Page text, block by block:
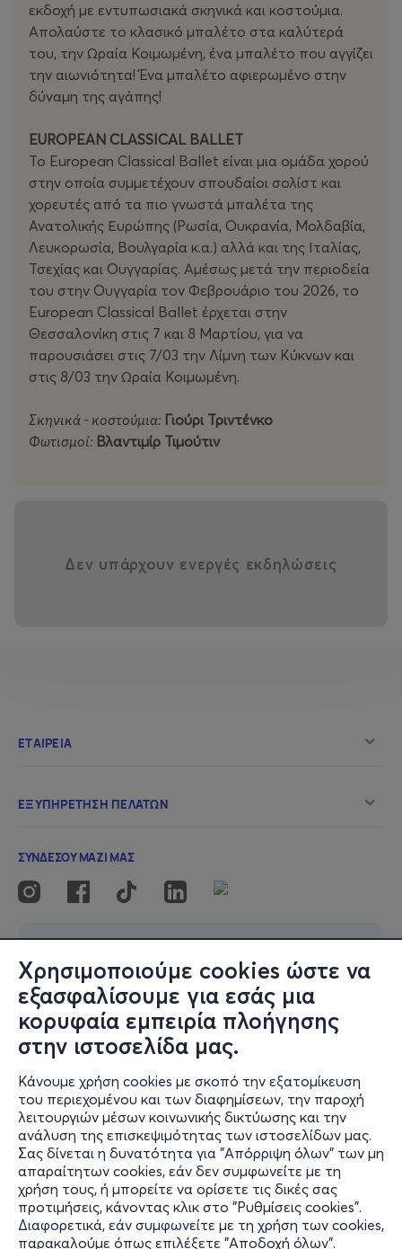
Χρησιμοποιούμε cookies ώστε να
εξασφαλίσουμε για εσάς μια
κορυφαία εμπειρία πλοήγησης
στην ιστοσελίδα μας.
Κάνουμε χρήση cookies με σκοπό την εξατομίκευση
του περιεχομένου και των διαφημίσεων, την παροχή
λειτουργιών μέσων κοινωνικής δικτύωσης και την
ανάλυση της επισκεψιμότητας των ιστοσελίδων μας.
Σας δίνεται η δυνατότητα για "Απόρριψη όλων" των μη
απαραίτητων cookies, εάν δεν συμφωνείτε με τη
χρήση τους, ή μπορείτε να ορίσετε τις δικές σας
προτιμήσεις, κάνοντας κλικ στο "Ρυθμίσεις cookies".
Διαφορετικά, εάν συμφωνείτε με τη χρήση των cookies,
παρακαλούμε όπως επιλέξετε "Αποδοχή όλων".
εκδοχή με εντυπωσιακά σκηνικά και κοστούμια.
Απολαύστε το κλασικό μπαλέτο στα καλύτερά
του, την Ωραία Κοιμωμένη, ένα μπαλέτο που αγγίζει
την αιωνιότητα! Ένα μπαλέτο αφιερωμένο στην
δύναμη της αγάπης!
EUROPEAN CLASSICAL BALLET
To European Classical Ballet είναι μια ομάδα χορού
στην οποία συμμετέχουν σπουδαίοι σολίστ και
χορευτές από τα πιο γνωστά μπαλέτα της
Ανατολικής Ευρώπης (Ρωσία, Ουκρανία, Μολδαβία,
Λευκορωσία, Βουλγαρία κ.α.) αλλά και της Ιταλίας,
Τσεχίας και Ουγγαρίας. Αμέσως μετά την περιοδεία
του στην Ουγγαρία τον Φεβρουάριο του 2026, το
European Classical Ballet έρχεται στην
Θεσσαλονίκη στις 7 και 8 Μαρτίου, για να
παρουσιάσει στις 7/03 την Λίμνη των Κύκνων και
στις 8/03 την Ωραία Κοιμωμένη.
Σκηνικά - κοστούμια: Γιούρι Τριντένκο
Φωτισμοί: Βλαντιμίρ Τιμούτιν
Δεν υπάρχουν ενεργές εκδηλώσεις